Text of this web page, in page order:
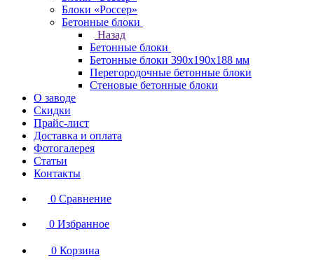
Блоки «Россер»
Бетонные блоки
Назад
Бетонные блоки
Бетонные блоки 390х190х188 мм
Перегородочные бетонные блоки
Стеновые бетонные блоки
О заводе
Скидки
Прайс-лист
Доставка и оплата
Фотогалерея
Статьи
Контакты
0 Сравнение
0 Избранное
0 Корзина